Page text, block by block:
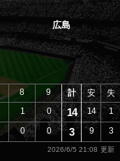
広島
8
9
1
0
0 0
計 安 失
14 14 1
3 9 3
2026/6/5 21:08